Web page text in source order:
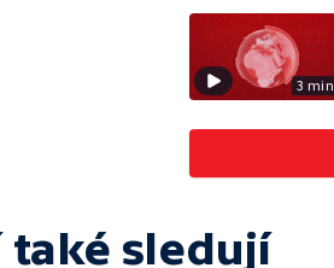
3 min
také sledují